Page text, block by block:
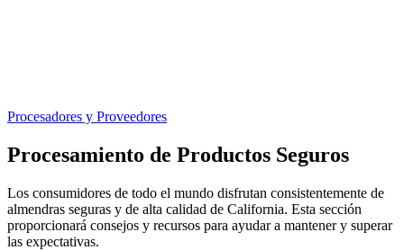
Procesadores y Proveedores
Procesamiento de Productos Seguros
Los consumidores de todo el mundo disfrutan consistentemente de
almendras seguras y de alta calidad de California. Esta sección
proporcionará consejos y recursos para ayudar a mantener y superar
las expectativas.